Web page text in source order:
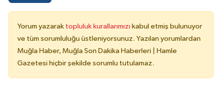
Yorum yazarak topluluk kurallarımızı kabul etmiş bulunuyor
ve tüm sorumluluğu üstleniyorsunuz. Yazılan yorumlardan
Muğla Haber, Muğla Son Dakika Haberleri | Hamle
Gazetesi hiçbir şekilde sorumlu tutulamaz.